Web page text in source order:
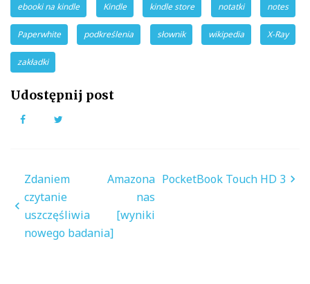
ebooki na kindle Kindle kindle store notatki notes
Paperwhite podkreślenia słownik wikipedia X-Ray
zakładki
Udostępnij post
Facebook
Nawigacja
wpisu
Zdaniem Amazona
czytanie nas
uszczęśliwia [wyniki
nowego badania]
PocketBook Touch HD 3